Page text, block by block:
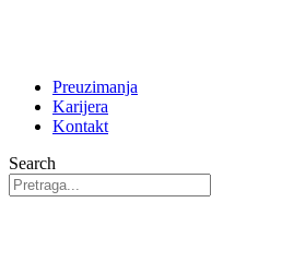
Preuzimanja
Karijera
Kontakt
Search